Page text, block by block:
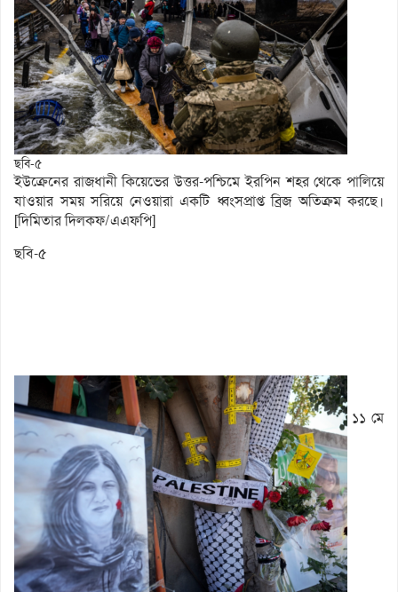
ছবি-৫
ইউক্রেনের রাজধানী কিয়েভের উত্তর-পশ্চিমে ইরপিন শহর থেকে পালিয়ে
যাওয়ার সময় সরিয়ে নেওয়ারা একটি ধ্বংসপ্রাপ্ত ব্রিজ অতিক্রম করছে।
[দিমিতার দিলকফ/এএফপি]
ছবি-৫
১১ মে